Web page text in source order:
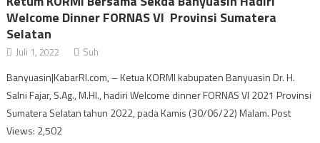
Welcome Dinner FORNAS VI Provinsi Sumatera
Selatan
Juli 1, 2022 Suh
Banyuasin|KabarRI.com, – Ketua KORMI kabupaten Banyuasin Dr. H.
Salni Fajar, S.Ag., M.HI., hadiri Welcome dinner FORNAS VI 2021 Provinsi
Sumatera Selatan tahun 2022, pada Kamis (30/06/22) Malam. Post
Views: 2,502